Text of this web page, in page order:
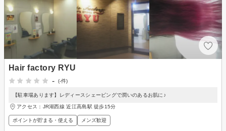
Hair factory RYU
-
(-件)
【駐車場あります】レディースシェービングで潤いのあるお肌に♪
アクセス：JR湖西線 近江高島駅 徒歩15分
ポイントが貯まる・使える メンズ歓迎